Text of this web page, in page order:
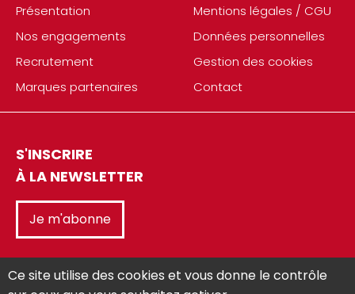
Présentation
Nos engagements
Recrutement
Marques partenaires
Mentions légales / CGU
Données personnelles
Gestion des cookies
Contact
S'INSCRIRE
À LA NEWSLETTER
Je m'abonne
Ce site utilise des cookies et vous donne le contrôle